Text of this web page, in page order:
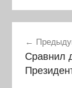
по
записям
Сравнил